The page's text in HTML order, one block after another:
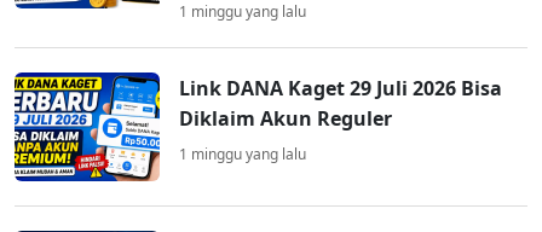
1 minggu yang lalu
Link DANA Kaget 29 Juli 2026 Bisa
Diklaim Akun Reguler
1 minggu yang lalu